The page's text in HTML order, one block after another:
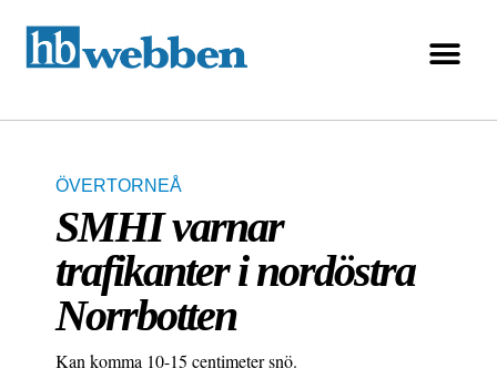
ÖVERTORNEÅ
SMHI varnar
trafikanter i nordöstra
Norrbotten
Kan komma 10-15 centimeter snö.